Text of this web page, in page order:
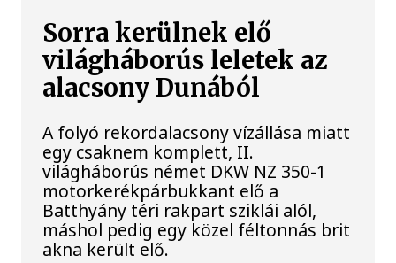
Sorra kerülnek elő
világháborús leletek az
alacsony Dunából
A folyó rekordalacsony vízállása miatt
egy csaknem komplett, II.
világháborús német DKW NZ 350-1
motorkerékpárbukkant elő a
Batthyány téri rakpart sziklái alól,
máshol pedig egy közel féltonnás brit
akna került elő.